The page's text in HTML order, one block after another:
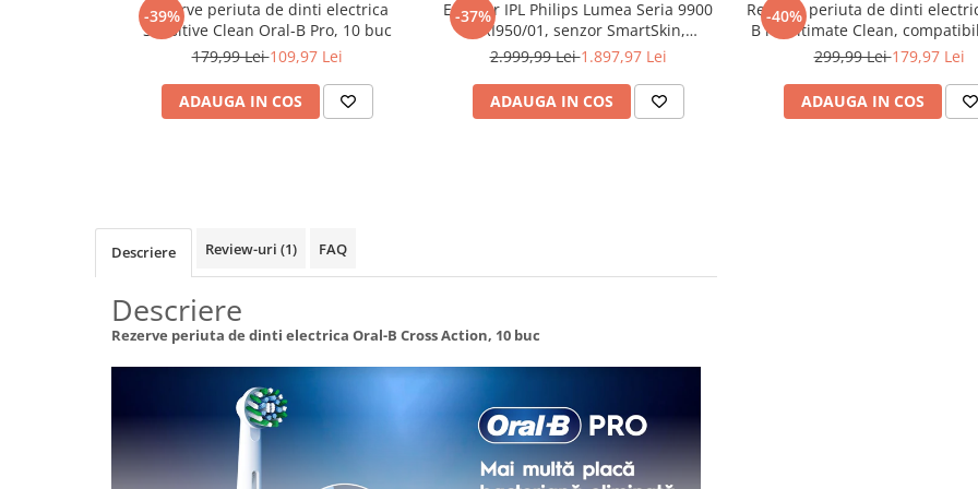
Maturi, mopuri si galeti
Organizare si depozitare
Termometre bucatarie
Uscatoare Rufe
Veioze si Lampi
Console, Jocuri & Accesorii
Blendere & Tocatoare
Fiare, statii & aparate de calcat cu
-39%
Rezerve periuta de dinti electrica
Sensitive Clean Oral-B Pro, 10 buc
179,99 Lei109,97 Lei
ADAUGA IN COS
-37%
Epilator IPL Philips Lumea Seria 9900
BRI950/01, senzor SmartSkin,
conectare la aplicatia cu functia Skin
impusuri, accesorii: fata, corp, Rose
Gold/Alb
2.999,99 Lei1.897,97 Lei
ADAUGA IN COS
-40%
Rezerve periuta de dinti
B iO Ultimate Clean,
cu seria iO, Negru, 8 buc
299,99 Lei179,97 Lei
ADAUGA IN COS
Descriere Review-uri (1) FAQ
Descriere
Rezerve periuta de dinti electrica Oral-B Cross Action, 10 buc